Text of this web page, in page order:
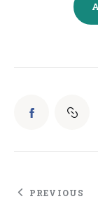
PREVIOUS